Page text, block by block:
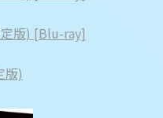
版) [Blu-ray]
版)